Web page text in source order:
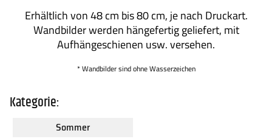
Kontakt FAQs
Erhältlich von 48 cm bis 80 cm, je nach Druckart.
Wandbilder werden hängefertig geliefert, mit
Aufhängeschienen usw. versehen.
* Wandbilder sind ohne Wasserzeichen
Kategorie:
Sommer